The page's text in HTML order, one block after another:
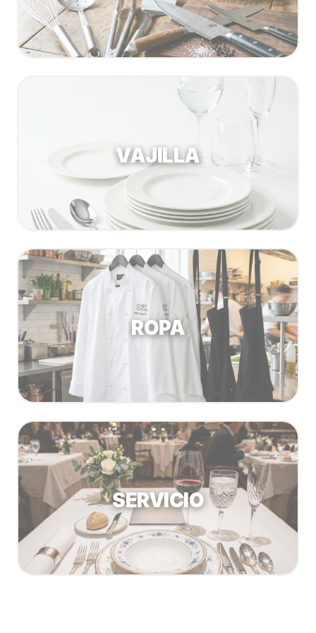
VAJILLA
ROPA
SERVICIO
Buscar estufas industriales
Ver uniformes y filipinas
Métodos de envío y entrega